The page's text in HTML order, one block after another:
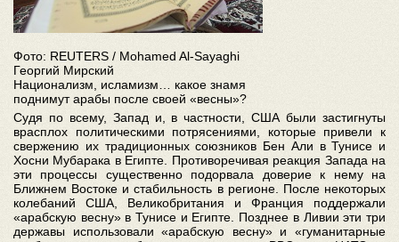
Фото: REUTERS / Mohamed Al-Sayaghi
Георгий Мирский
Национализм, исламизм… какое знамя
поднимут арабы после своей «весны»?
Судя по всему, Запад и, в частности, США были застигнуты
врасплох политическими потрясениями, которые привели к
свержению их традиционных союзников Бен Али в Тунисе и
Хосни Мубарака в Египте. Противоречивая реакция Запада на
эти процессы существенно подорвала доверие к нему на
Ближнем Востоке и стабильность в регионе. После некоторых
колебаний США, Великобритания и Франция поддержали
«арабскую весну» в Тунисе и Египте. Позднее в Ливии эти три
державы использовали «арабскую весну» и «гуманитарные